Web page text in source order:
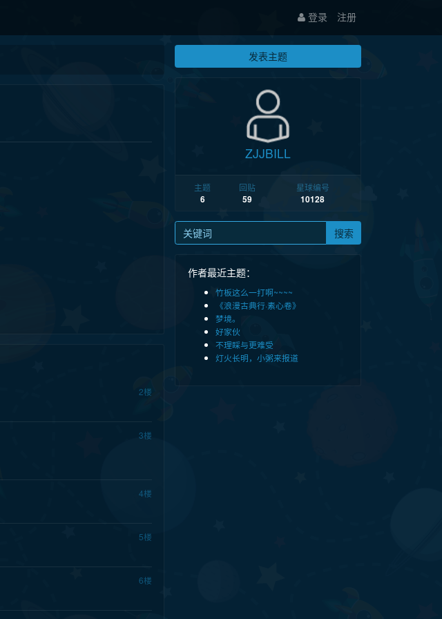
登录 注册
2楼
3楼
4楼
5楼
6楼
发表主题
ZJJBILL
主题
6
回贴
59
星球编号
10128
搜索
作者最近主题：
竹板这么一打啊~~~~
《浪漫古典行·素心卷》
梦境。
好家伙
不理睬与更难受
灯火长明，小粥来报道